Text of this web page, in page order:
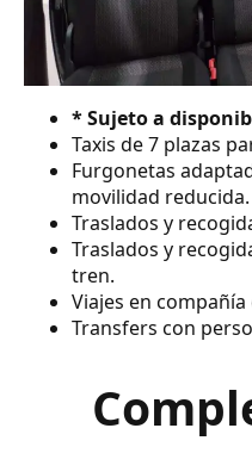
* Sujeto a
Taxis de 7 plazas
Furgonetas
movilidad reducida.
Traslados y
Traslados y
tren.
Viajes en
Transfers con